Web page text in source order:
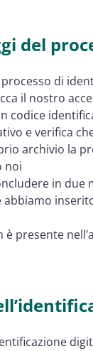
del
di
il nostro
codice
e verifica
archivio la
noi
in due
abbiamo
presente